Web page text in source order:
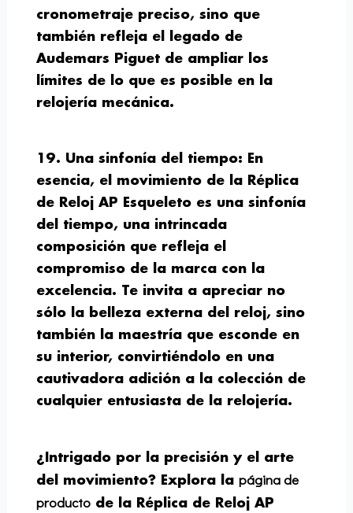
cronometraje preciso, sino que
también refleja el legado de
Audemars Piguet de ampliar los
límites de lo que es posible en la
relojería mecánica.
19. Una sinfonía del tiempo: En
esencia, el movimiento de la Réplica
de Reloj AP Esqueleto es una sinfonía
del tiempo, una intrincada
composición que refleja el
compromiso de la marca con la
excelencia. Te invita a apreciar no
sólo la belleza externa del reloj, sino
también la maestría que esconde en
su interior, convirtiéndolo en una
cautivadora adición a la colección de
cualquier entusiasta de la relojería.
¿Intrigado por la precisión y el arte
del movimiento? Explora lapágina de
producto de la Réplica de Reloj AP